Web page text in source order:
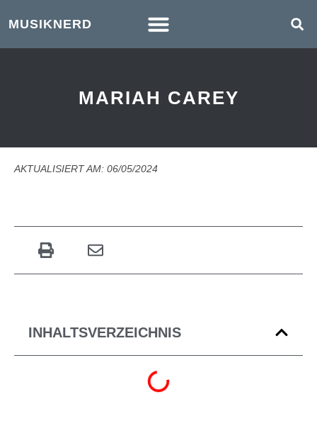
MUSIKNERD
MARIAH CAREY
AKTUALISIERT AM: 06/05/2024
INHALTSVERZEICHNIS